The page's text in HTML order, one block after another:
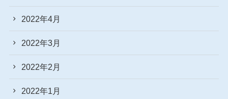
2022年4月
2022年3月
2022年2月
2022年1月